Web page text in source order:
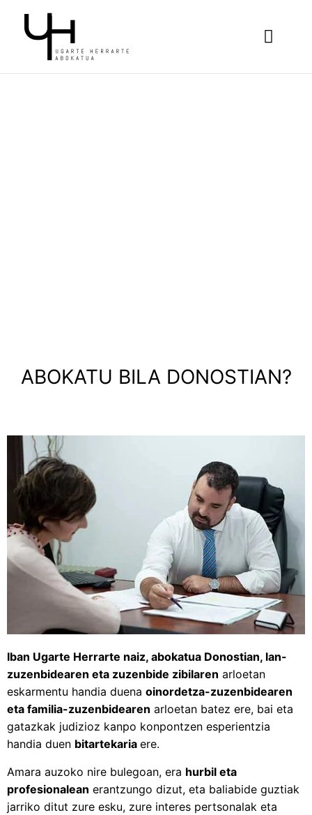
ABOKATU BILA DONOSTIAN?
Iban Ugarte Herrarte naiz, abokatua Donostian, lan-
zuzenbidearen eta zuzenbide zibilaren arloetan
eskarmentu handia duena oinordetza-zuzenbidearen
eta familia-zuzenbidearen arloetan batez ere, bai eta
gatazkak judizioz kanpo konpontzen esperientzia
handia duen bitartekaria ere.
Amara auzoko nire bulegoan, era hurbil eta
profesionalean erantzungo dizut, eta baliabide guztiak
jarriko ditut zure esku, zure interes pertsonalak eta